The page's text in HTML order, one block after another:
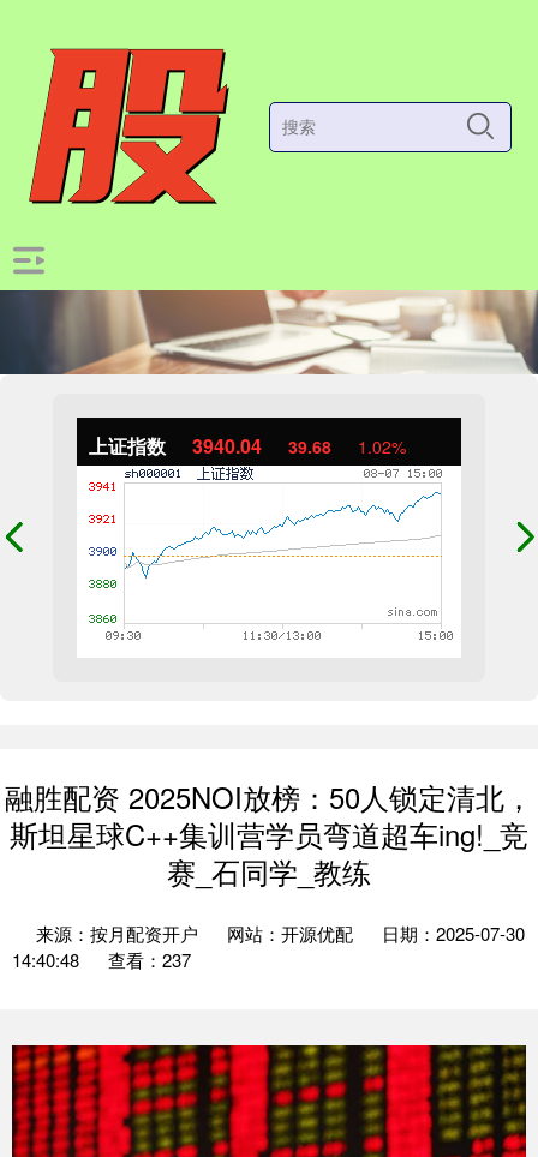
上证指数 3940.04 39.68 1.02%
融胜配资 2025NOI放榜：50人锁定清北，
斯坦星球C++集训营学员弯道超车ing!_竞
赛_石同学_教练
来源：按月配资开户 网站：开源优配
日期：2025-07-30
14:40:48
查看：237